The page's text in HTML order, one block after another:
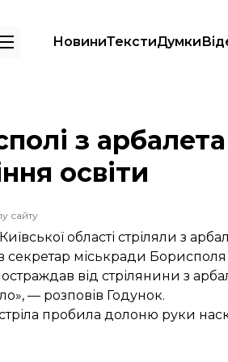
НовиниТекстиДумки
співробітницю управління освіти
з
освіти
сайту
області стріляли з
міськради
від стрілянини з
— розповів Годунок.
пробила долоню руки